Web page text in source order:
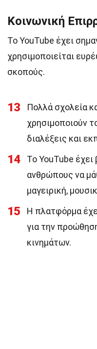
Κοινωνική
Το YouTube έχει
χρησιμοποιείται
σκοπούς.
13
Πολλά σχολεία
χρησιμοποιούν
διαλέξεις και
14
Το YouTube
ανθρώπους να
μαγειρική,
15
Η πλατφόρμα
για την
κινημάτων.